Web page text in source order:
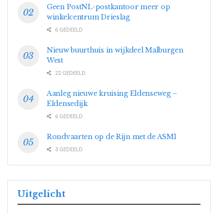
Geen PostNL-postkantoor meer op
winkelcentrum Drieslag
6 GEDEELD
Nieuw buurthuis in wijkdeel Malburgen
West
22 GEDEELD
Aanleg nieuwe kruising Eldenseweg –
Eldensedijk
6 GEDEELD
Rondvaarten op de Rijn met de ASM1
3 GEDEELD
Uitgelicht